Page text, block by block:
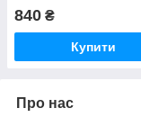
840 ₴
Купити
Про нас